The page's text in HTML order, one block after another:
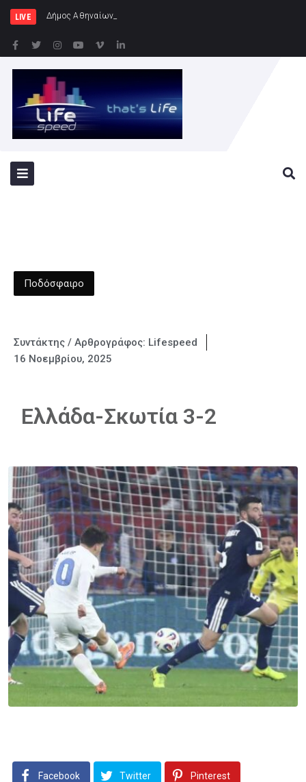
LIVE Δήμος Αθηναίων: Συνεχίζονται οι εντατι
Ποδόσφαιρο
Συντάκτης / Αρθρογράφος: Lifespeed
16 Νοεμβρίου, 2025
Ελλάδα-Σκωτία 3-2
Facebook Twitter Pinterest